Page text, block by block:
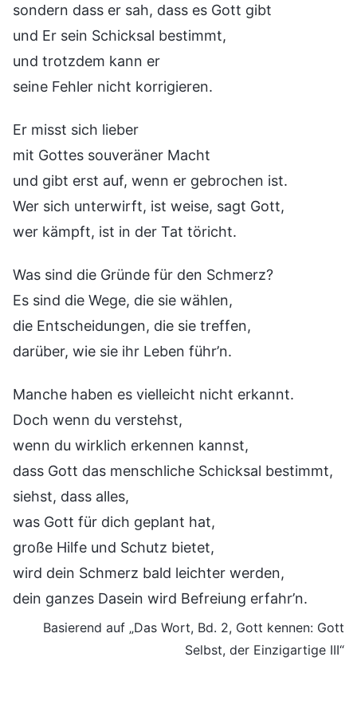
sondern dass er sah, dass es Gott gibt
und Er sein Schicksal bestimmt,
und trotzdem kann er
seine Fehler nicht korrigieren.
Er misst sich lieber
mit Gottes souveräner Macht
und gibt erst auf, wenn er gebrochen ist.
Wer sich unterwirft, ist weise, sagt Gott,
wer kämpft, ist in der Tat töricht.
Was sind die Gründe für den Schmerz?
Es sind die Wege, die sie wählen,
die Entscheidungen, die sie treffen,
darüber, wie sie ihr Leben führ’n.
Manche haben es vielleicht nicht erkannt.
Doch wenn du verstehst,
wenn du wirklich erkennen kannst,
dass Gott das menschliche Schicksal bestimmt,
siehst, dass alles,
was Gott für dich geplant hat,
große Hilfe und Schutz bietet,
wird dein Schmerz bald leichter werden,
dein ganzes Dasein wird Befreiung erfahr’n.
Basierend auf „Das Wort, Bd. 2, Gott kennen: Gott
Selbst, der Einzigartige III“